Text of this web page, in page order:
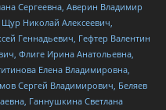
Сергеевна, Аверин Владимир
Николай Алексеевич,
Геннадьевич, Гефтер Валентин
Флиге Ирина Анатольевна,
Елена Владимировна,
Сергей Владимирович, Беляев
Ганнушкина Светлана